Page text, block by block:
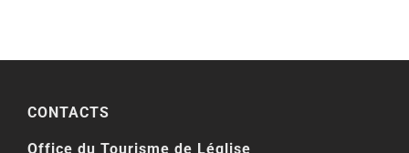
CONTACTS
Office du Tourisme de Léglise